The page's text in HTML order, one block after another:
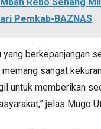
Pemkab-BAZNAS
yang berkepanjangan
sangat
untuk memberikan
jelas Mugo